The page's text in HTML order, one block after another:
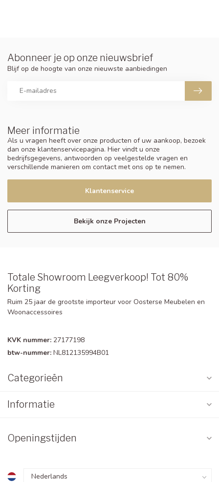
Meer informatie
Als u vragen heeft over onze producten of uw aankoop, bezoek
dan onze klantenservicepagina. Hier vindt u onze
bedrijfsgegevens, antwoorden op veelgestelde vragen en
verschillende manieren om contact met ons op te nemen.
Klantenservice
Bekijk onze Projecten
Abonneer je op onze nieuwsbrief
Blijf op de hoogte van onze nieuwste aanbiedingen
Totale Showroom Leegverkoop! Tot 80%
Korting
Ruim 25 jaar de grootste importeur voor Oosterse Meubelen en
Woonaccessoires
KVK nummer: 27177198
btw-nummer: NL812135994B01
Categorieën
Informatie
Openingstijden